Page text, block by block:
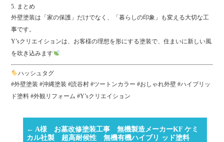
5. まとめ
外壁塗装は「家の保護」だけでなく、「暮らしの印象」も変える大切な工
事です。
Y’sクリエイションは、お客様の理想を形にする塗装で、住まいに新しい風
を吹き込みます
ハッシュタグ
#外壁塗装 #沖縄塗装 #読谷村 #ツートンカラー #おしゃれ外壁 #ハイブリッ
ド塗料 #外観リフォーム #Y’sクリエイション
← A様 お墓改修塗装工事 無機製造メーカーKF ケミ
カル社製 超高耐候性 無機有機ハイブリ ッド塗料